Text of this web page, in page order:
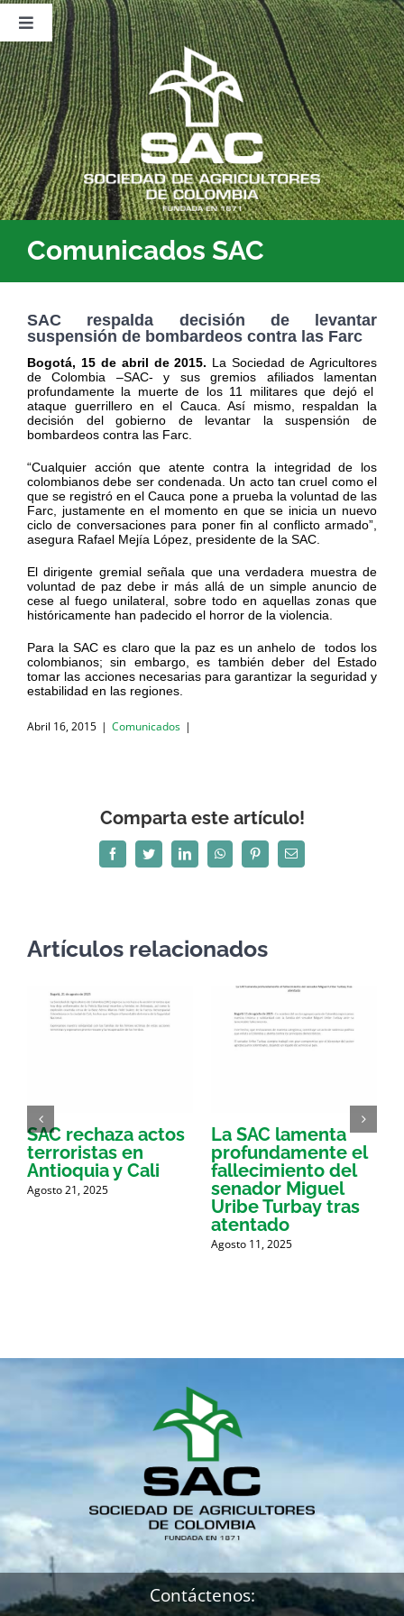
Saltar
contenido
Toggle
Navigation
Nosotros
Publicaciones
Sala de Prensa
Eventos
Comunicados SAC
SAC respalda decisión de levantar
suspensión de bombardeos contra las Farc
Bogotá, 15 de abril de 2015. La Sociedad de Agricultores
de Colombia –SAC- y sus gremios afiliados lamentan
profundamente la muerte de los 11 militares que dejó el
ataque guerrillero en el Cauca. Así mismo, respaldan la
decisión del gobierno de levantar la suspensión de
bombardeos contra las Farc.
“Cualquier acción que atente contra la integridad de los
colombianos debe ser condenada. Un acto tan cruel como el
que se registró en el Cauca pone a prueba la voluntad de las
Farc, justamente en el momento en que se inicia un nuevo
ciclo de conversaciones para poner fin al conflicto armado”,
asegura Rafael Mejía López, presidente de la SAC.
El dirigente gremial señala que una verdadera muestra de
voluntad de paz debe ir más allá de un simple anuncio de
cese al fuego unilateral, sobre todo en aquellas zonas que
históricamente han padecido el horror de la violencia.
Para la SAC es claro que la paz es un anhelo de todos los
colombianos; sin embargo, es también deber del Estado
tomar las acciones necesarias para garantizar la seguridad y
estabilidad en las regiones.
Abril 16, 2015 | Comunicados |
Comparta este artículo!
FacebookTwitterLinkedInWhatsAppPinterestCorreo
electrónico
Artículos relacionados
SAC rechaza actos
terroristas en
Antioquia y Cali
Agosto 21, 2025
La SAC lamenta
profundamente el
fallecimiento del
senador Miguel
Uribe Turbay tras
atentado
Agosto 11, 2025
Contáctenos: